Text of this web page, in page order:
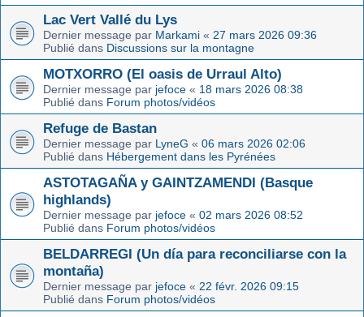
Lac Vert Vallé du Lys
Dernier message par Markami « 27 mars 2026 09:36
Publié dans Discussions sur la montagne
MOTXORRO (El oasis de Urraul Alto)
Dernier message par jefoce « 18 mars 2026 08:38
Publié dans Forum photos/vidéos
Refuge de Bastan
Dernier message par LyneG « 06 mars 2026 02:06
Publié dans Hébergement dans les Pyrénées
ASTOTAGAÑA y GAINTZAMENDI (Basque
highlands)
Dernier message par jefoce « 02 mars 2026 08:52
Publié dans Forum photos/vidéos
BELDARREGI (Un día para reconciliarse con la
montaña)
Dernier message par jefoce « 22 févr. 2026 09:15
Publié dans Forum photos/vidéos